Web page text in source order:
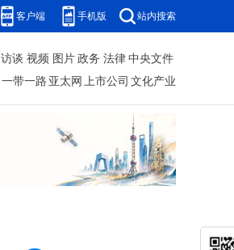
客户端 手机版 站内搜索
访谈 视频 图片 政务 法律 中央文件
一带一路 亚太网 上市公司 文化产业